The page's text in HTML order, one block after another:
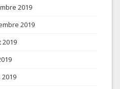
2019
2019
2019